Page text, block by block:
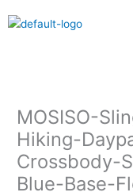
to
MOSISO-
Hiking-
Crossbody-
Blue-Base-